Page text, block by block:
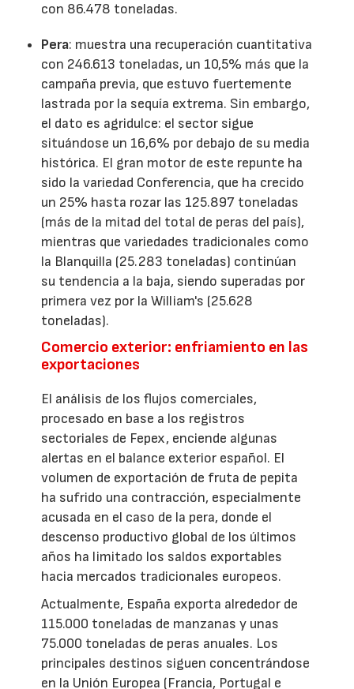
con 86.478 toneladas.
Pera: muestra una recuperación cuantitativa
con 246.613 toneladas, un 10,5% más que la
campaña previa, que estuvo fuertemente
lastrada por la sequía extrema. Sin embargo,
el dato es agridulce: el sector sigue
situándose un 16,6% por debajo de su media
histórica. El gran motor de este repunte ha
sido la variedad Conferencia, que ha crecido
un 25% hasta rozar las 125.897 toneladas
(más de la mitad del total de peras del país),
mientras que variedades tradicionales como
la Blanquilla (25.283 toneladas) continúan
su tendencia a la baja, siendo superadas por
primera vez por la William's (25.628
toneladas).
Comercio exterior: enfriamiento en las
exportaciones
El análisis de los flujos comerciales,
procesado en base a los registros
sectoriales de Fepex, enciende algunas
alertas en el balance exterior español. El
volumen de exportación de fruta de pepita
ha sufrido una contracción, especialmente
acusada en el caso de la pera, donde el
descenso productivo global de los últimos
años ha limitado los saldos exportables
hacia mercados tradicionales europeos.
Actualmente, España exporta alrededor de
115.000 toneladas de manzanas y unas
75.000 toneladas de peras anuales. Los
principales destinos siguen concentrándose
en la Unión Europea (Francia, Portugal e